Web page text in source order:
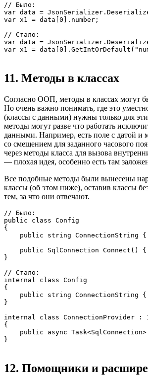
// Было:
var data =
var x1 = data[0].number;
// Стало:
var data =
var x1 =
11. Методы в классах
Согласно ООП, методы в классах могут
Но очень важно понимать, где это
(классы с данными) нужны только для
методы могут разве что работать
данными. Например, есть поле с датой и
со смещением для заданного часового
через методы класса для вызова
— плохая идея, особенно есть там
Все подобные методы были вынесены
классы (об этом ниже), оставив классы
тем, за что они отвечают.
// Было:
public class Config
{
public string ConnectionString
public SqlConnection Connect() {
}
// Стало:
internal class Config
{
public string ConnectionString
}
internal class ConnectionProvider :
{
public async
}
12. Помощники и